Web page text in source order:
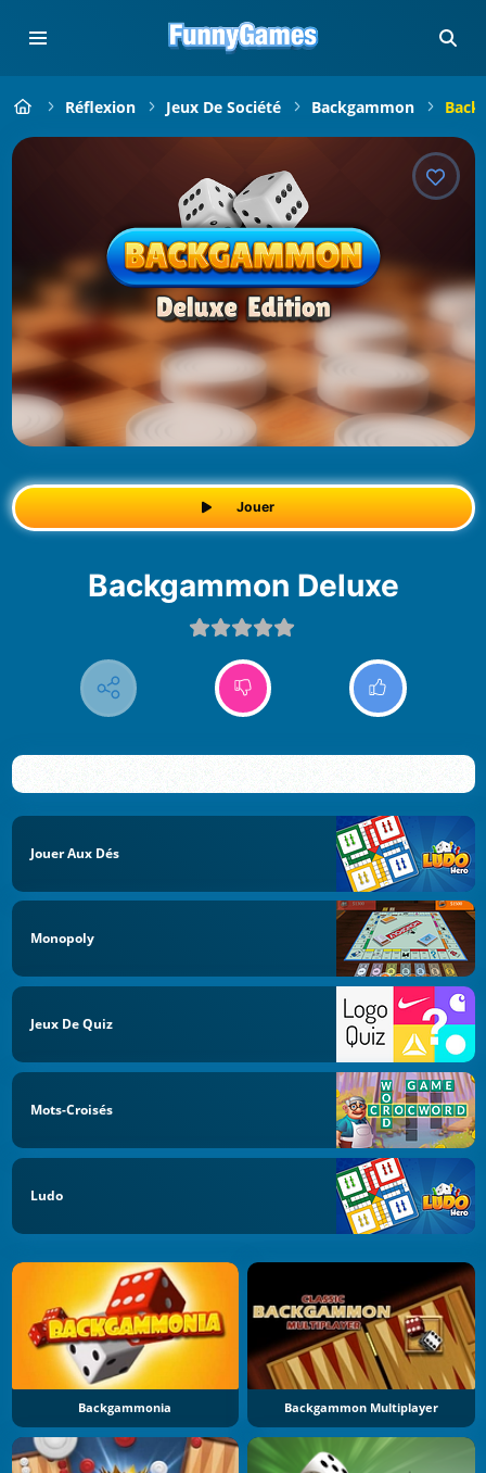
Réflexion Jeux De Société Backgammon
Jouer
Backgammon Deluxe
Jouer Aux Dés
Monopoly
Jeux De Quiz
Mots-Croisés
Ludo
Backgammonia Backgammon Multiplayer